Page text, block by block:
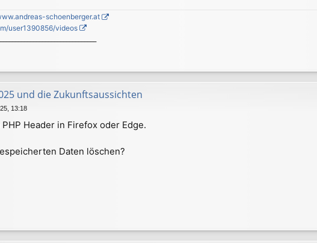
schoenberger.at
user1390856/videos
und die Zukunftsaussichten
13:18
Header in Firefox oder Edge.
Daten löschen?